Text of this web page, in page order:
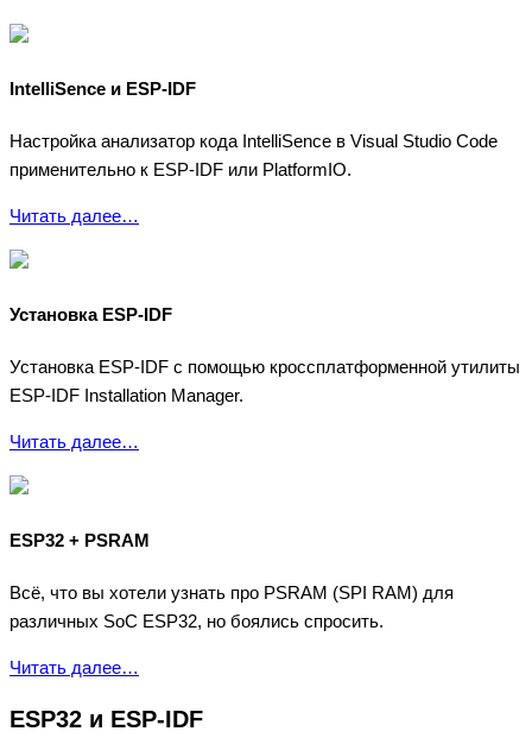
IntelliSence и ESP-IDF
Настройка анализатор кода IntelliSence в Visual Studio Code
применительно к ESP-IDF или PlatformIO.
Читать далее…
Установка ESP-IDF
Установка ESP-IDF с помощью кроссплатформенной утилиты
ESP-IDF Installation Manager.
Читать далее…
ESP32 + PSRAM
Всё, что вы хотели узнать про PSRAM (SPI RAM) для
различных SoC ESP32, но боялись спросить.
Читать далее…
ESP32 и ESP-IDF